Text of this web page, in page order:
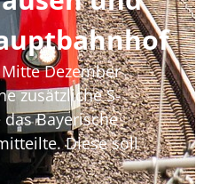
Dezember
zusätzliche S-
Bayerische
Diese soll